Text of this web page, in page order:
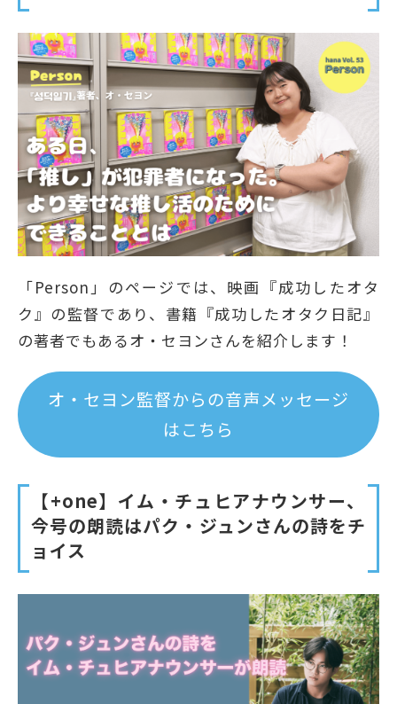
「Person」のページでは、映画『成功したオタ
ク』の監督であり、書籍『成功したオタク日記』
の著者でもあるオ・セヨンさんを紹介します！
オ・セヨン監督からの音声メッセージ
はこちら
【+one】イム・チュヒアナウンサー、
今号の朗読はパク・ジュンさんの詩をチ
ョイス